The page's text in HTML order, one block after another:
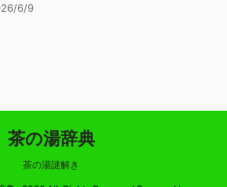
6/9
茶の湯辞典
茶の湯謎解き